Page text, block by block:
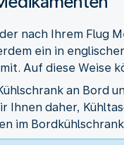
nach Ihrem Flug
ein in
Auf diese Weise
an Bord
Ihnen daher,
im